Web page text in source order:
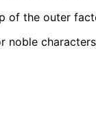
of the outer
noble